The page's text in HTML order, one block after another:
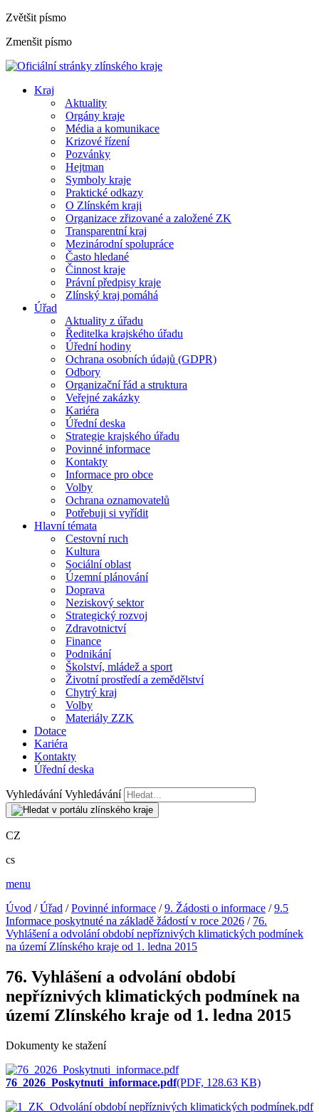
Zvětšit písmo
Zmenšit písmo
Kraj
Aktuality
Orgány kraje
Média a komunikace
Krizové řízení
Pozvánky
Hejtman
Symboly kraje
Praktické odkazy
O Zlínském kraji
Organizace zřizované a založené ZK
Transparentní kraj
Mezinárodní spolupráce
Často hledané
Činnost kraje
Právní předpisy kraje
Zlínský kraj pomáhá
Úřad
Aktuality z úřadu
Ředitelka krajského úřadu
Úřední hodiny
Ochrana osobních údajů (GDPR)
Odbory
Organizační řád a struktura
Veřejné zakázky
Kariéra
Úřední deska
Strategie krajského úřadu
Povinné informace
Kontakty
Informace pro obce
Volby
Ochrana oznamovatelů
Potřebuji si vyřídit
Hlavní témata
Cestovní ruch
Kultura
Sociální oblast
Územní plánování
Doprava
Neziskový sektor
Strategický rozvoj
Zdravotnictví
Finance
Podnikání
Školství, mládež a sport
Životní prostředí a zemědělství
Chytrý kraj
Volby
Materiály ZZK
Dotace
Kariéra
Kontakty
Úřední deska
Vyhledávání Vyhledávání
CZ
cs
menu
Úvod /Úřad /Povinné informace /9. Žádosti o informace /9.5
Informace poskytnuté na základě žádostí v roce 2026 / 76.
Vyhlášení a odvolání období nepříznivých klimatických podmínek
na území Zlínského kraje od 1. ledna 2015
76. Vyhlášení a odvolání období
nepříznivých klimatických podmínek na
území Zlínského kraje od 1. ledna 2015
Dokumenty ke stažení
76_2026_Poskytnuti_informace.pdf(PDF, 128.63 KB)